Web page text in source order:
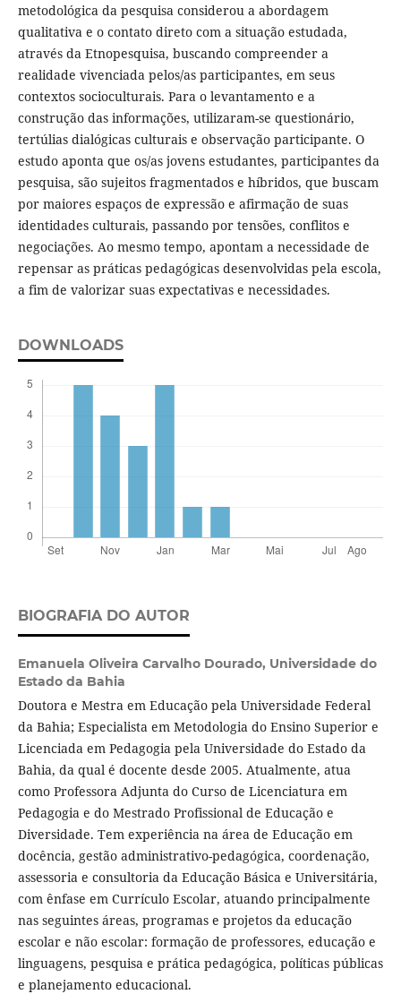
metodológica da pesquisa considerou a abordagem
qualitativa e o contato direto com a situação estudada,
através da Etnopesquisa, buscando compreender a
realidade vivenciada pelos/as participantes, em seus
contextos socioculturais. Para o levantamento e a
construção das informações, utilizaram-se questionário,
tertúlias dialógicas culturais e observação participante. O
estudo aponta que os/as jovens estudantes, participantes da
pesquisa, são sujeitos fragmentados e híbridos, que buscam
por maiores espaços de expressão e afirmação de suas
identidades culturais, passando por tensões, conflitos e
negociações. Ao mesmo tempo, apontam a necessidade de
repensar as práticas pedagógicas desenvolvidas pela escola,
a fim de valorizar suas expectativas e necessidades.
DOWNLOADS
BIOGRAFIA DO AUTOR
Emanuela Oliveira Carvalho Dourado, Universidade do
Estado da Bahia
Doutora e Mestra em Educação pela Universidade Federal
da Bahia; Especialista em Metodologia do Ensino Superior e
Licenciada em Pedagogia pela Universidade do Estado da
Bahia, da qual é docente desde 2005. Atualmente, atua
como Professora Adjunta do Curso de Licenciatura em
Pedagogia e do Mestrado Profissional de Educação e
Diversidade. Tem experiência na área de Educação em
docência, gestão administrativo-pedagógica, coordenação,
assessoria e consultoria da Educação Básica e Universitária,
com ênfase em Currículo Escolar, atuando principalmente
nas seguintes áreas, programas e projetos da educação
escolar e não escolar: formação de professores, educação e
linguagens, pesquisa e prática pedagógica, políticas públicas
e planejamento educacional.